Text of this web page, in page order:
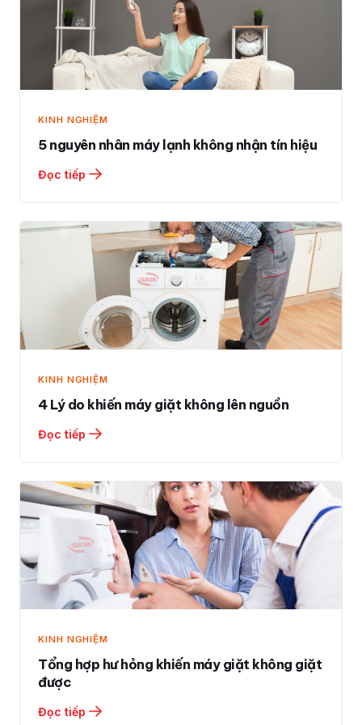
KINH NGHIỆM
5 nguyên nhân máy lạnh không nhận tín hiệu
Đọc tiếp
KINH NGHIỆM
4 Lý do khiến máy giặt không lên nguồn
Đọc tiếp
KINH NGHIỆM
Tổng hợp hư hỏng khiến máy giặt không giặt
được
Đọc tiếp